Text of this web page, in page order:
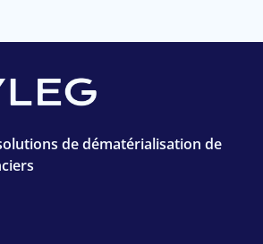
de dématérialisation de